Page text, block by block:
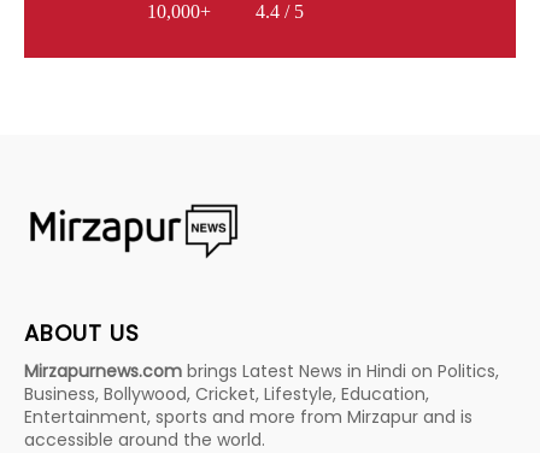
10,000+
4.4 / 5
ABOUT US
Mirzapurnews.com brings Latest News in Hindi on Politics,
Business, Bollywood, Cricket, Lifestyle, Education,
Entertainment, sports and more from Mirzapur and is
accessible around the world.